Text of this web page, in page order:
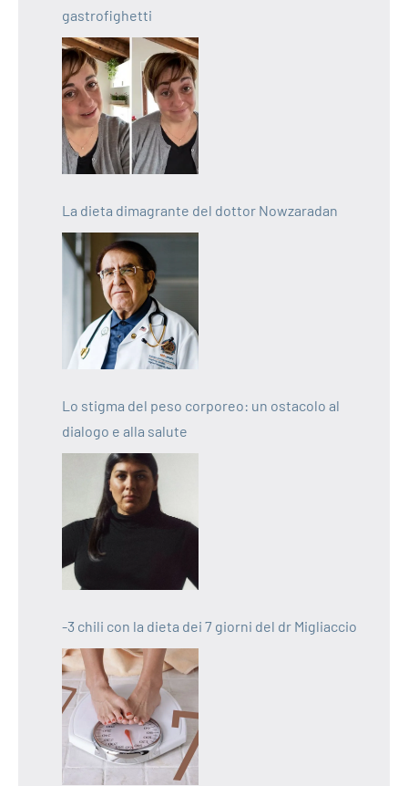
gastrofighetti
La dieta dimagrante del dottor Nowzaradan
Lo stigma del peso corporeo: un ostacolo al
dialogo e alla salute
-3 chili con la dieta dei 7 giorni del dr Migliaccio